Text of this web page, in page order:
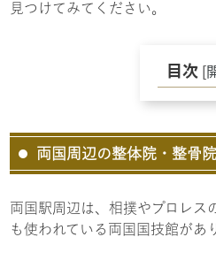
見つけてみてください。
目次 [
両国周辺の整体院・整骨
両国駅周辺は、相撲やプロレス
も使われている両国国技館があ